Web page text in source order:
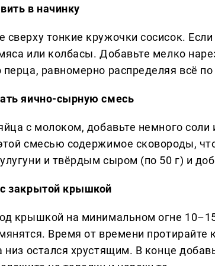
в начинку
сверху тонкие кружочки сосисок.
или колбасы. Добавьте мелко
перца, равномерно распределяя всё
яично-сырную смесь
с молоком, добавьте немного
смесью содержимое сковороды,
и твёрдым сыром (по 50 г) и
закрытой крышкой
крышкой на минимальном огне
Время от времени
низ остался хрустящим. В конце